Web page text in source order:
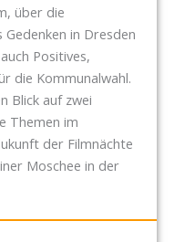
über die
in Dresden
Positives,
die Kommunalwahl.
Blick auf zwei
Themen im
der Filmnächte
Moschee in der